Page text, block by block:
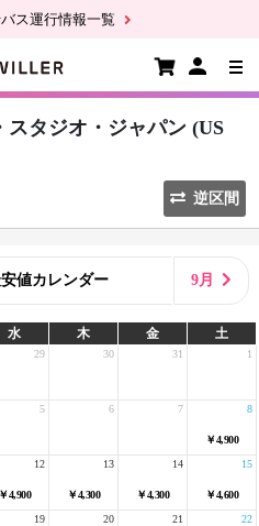
ス運行情報一覧
スタジオ・ジャパン (US
逆区間
値カレンダー 9月
水 木 金 土
29 30 31 1
5 6 7
￥4,900
8
￥4,900
12
￥4,300
13
￥4,300
14
￥4,600
15
19 20 21 22